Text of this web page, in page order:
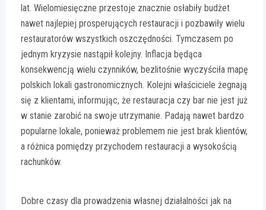
lat. Wielomiesięczne przestoje znacznie osłabiły budżet
nawet najlepiej prosperujących restauracji i pozbawiły wielu
restauratorów wszystkich oszczędności. Tymczasem po
jednym kryzysie nastąpił kolejny. Inflacja będąca
konsekwencją wielu czynników, bezlitośnie wyczyściła mapę
polskich lokali gastronomicznych. Kolejni właściciele żegnają
się z klientami, informując, że restauracja czy bar nie jest już
w stanie zarobić na swoje utrzymanie. Padają nawet bardzo
popularne lokale, ponieważ problemem nie jest brak klientów,
a różnica pomiędzy przychodem restauracji a wysokością
rachunków.
Dobre czasy dla prowadzenia własnej działalności jak na